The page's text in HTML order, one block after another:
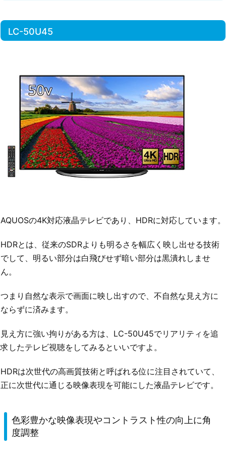
LC-50U45
AQUOSの4K対応液晶テレビであり、HDRに対応しています。
HDRとは、従来のSDRよりも明るさを幅広く映し出せる技術
でして、明るい部分は白飛びせず暗い部分は黒潰れしませ
ん。
つまり自然な表示で画面に映し出すので、不自然な見え方に
ならずに済みます。
見え方に強い拘りがある方は、LC-50U45でリアリティを追
求したテレビ視聴をしてみるといいですよ。
HDRは次世代の高画質技術と呼ばれる位に注目されていて、
正に次世代に通じる映像表現を可能にした液晶テレビです。
色彩豊かな映像表現やコントラスト性の向上に角
度調整